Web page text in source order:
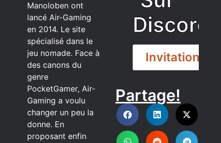
Manoloben ont
lancé Air-Gaming
en 2014. Le site
spécialisé dans le
jeu nomade. Face à
des canons du
genre
PocketGamer, Air-
Gaming a voulu
changer un peu la
donne. En
proposant enfin
Discord
Invitation
DISCORD
Partage!